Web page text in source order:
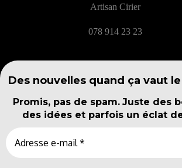
Artisan Cirier
078 914 23 23
Des nouvelles quand ça vaut le
Promis, pas de spam. Juste des
des idées et parfois un éclat